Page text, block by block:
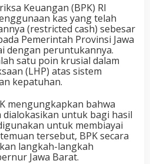
Keuangan (BPK) RI
kas yang telah
(restricted cash) sebesar
Pemerintah Provinsi Jawa
dengan peruntukannya.
satu poin krusial dalam
(LHP) atas sistem
kepatuhan.
mengungkapkan bahwa
dialokasikan untuk bagi hasil
untuk membiayai
tersebut, BPK secara
langkah-langkah
Jawa Barat.